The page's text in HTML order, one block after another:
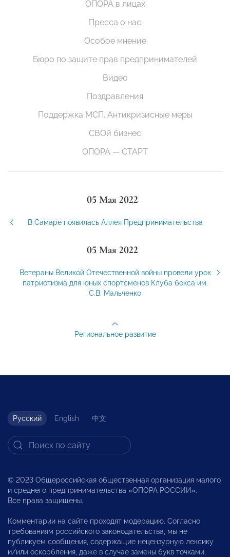
ОПОРА в лицах
Пресса о нас
Особое мнение
Бюро по защите прав предпринимателей
Видео
Поздравления
Поддержка МСП. Антикризисные меры
СВОй бизнес
ОПОРА — СТАРТ
05 Мая 2022
В Самаре появилась Аллея Предпринимательства
05 Мая 2022
Ветераны Великой Отечественной войны провели урок
патриотизма для юных спортсменов Клуба бокса им.
С.В. Мальченко
Региональное развитие
Русский English 中文
© 2023 Общероссийская общественная организация малого
и среднего предпринимательства «ОПОРА РОССИИ».
Все права защищены.
Комментарии на сайте проходят модерацию. Согласно
требованиям российского законодательства, мы не
публикуем сообщения, содержащие нецензурную лексику
и/или оскорбления, даже в случае замены букв точками,